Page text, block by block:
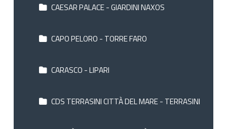
CAESAR PALACE - GIARDINI NAXOS
CAPO PELORO - TORRE FARO
CARASCO - LIPARI
CDS TERRASINI CITTÀ DEL MARE - TERRASINI